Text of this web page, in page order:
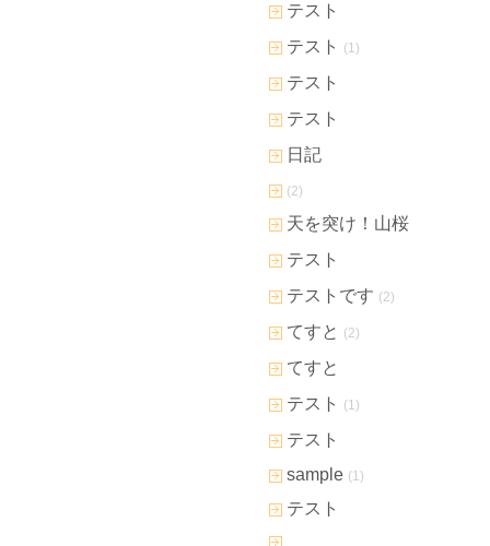
テスト
テスト
(1)
テスト
テスト
日記
(2)
天を突け！山桜
テスト
テストです (2)
てすと (2)
てすと
テスト
(1)
テスト
sample (1)
テスト